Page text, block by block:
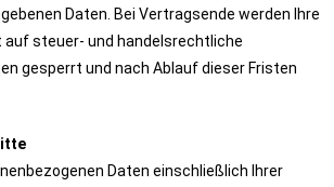
Daten. Bei Vertragsende werden Ihre
auf steuer- und handelsrechtliche
gesperrt und nach Ablauf dieser Fristen
Daten einschließlich Ihrer